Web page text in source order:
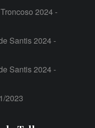
2024 -
Santis 2024 -
Santis 2024 -
2023